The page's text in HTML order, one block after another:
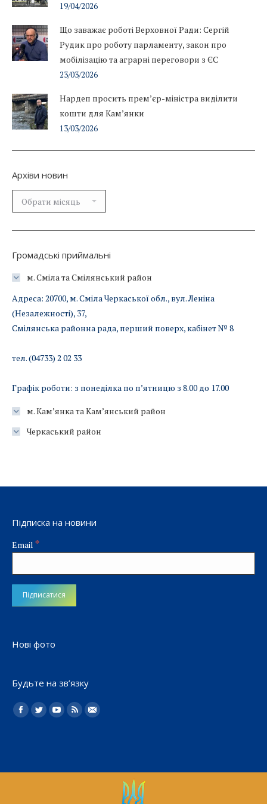
19/04/2026
Що заважає роботі Верховної Ради: Сергій
Рудик про роботу парламенту, закон про
мобілізацію та аграрні переговори з ЄС
23/03/2026
Нардеп просить прем’єр-міністра виділити
кошти для Кам’янки
13/03/2026
Архіви новин
Архіви
новин
Громадські приймальні
м. Сміла та Смілянський район
Адреса: 20700, м. Сміла Черкаської обл., вул. Леніна
(Незалежності), 37,
Смілянська районна рада, перший поверх, кабінет № 8
тел. (04733) 2 02 33
Графік роботи: з понеділка по п’ятницю з 8.00 до 17.00
м. Кам’янка та Кам’янський район
Черкаський район
Підписка на новини
Email *
Нові фото
Будьте на зв’язку
Найдите нас:
Facebook
TwitterYouTube
Rss Електронна